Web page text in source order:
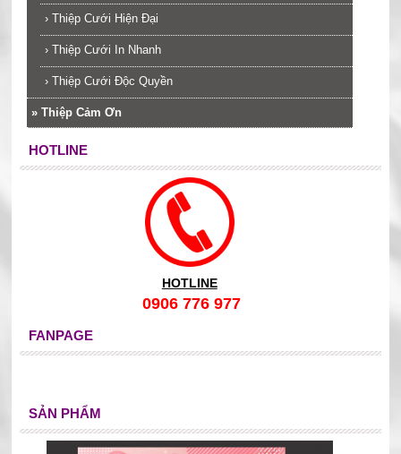
› Thiệp Cưới Hiện Đại
› Thiệp Cưới In Nhanh
› Thiệp Cưới Độc Quyền
» Thiệp Cảm Ơn
HOTLINE
HOTLINE
0906 776 977
FANPAGE
SẢN PHẨM